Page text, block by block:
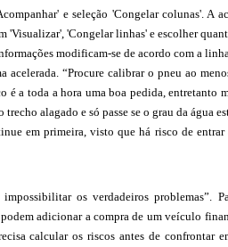
e seleção 'Congelar colunas'. A
'Congelar linhas' e escolher
modificam-se de acordo com a
acelerada. “Procure calibrar o pneu ao
a toda a hora uma boa pedida, entretanto
alagado e só passe se o grau da água
em primeira, visto que há risco de
os verdadeiros problemas”.
adicionar a compra de um veículo
calcular os riscos antes de confrontar